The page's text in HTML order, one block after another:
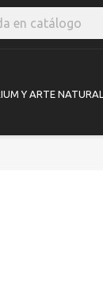
Y ARTE NATURAL